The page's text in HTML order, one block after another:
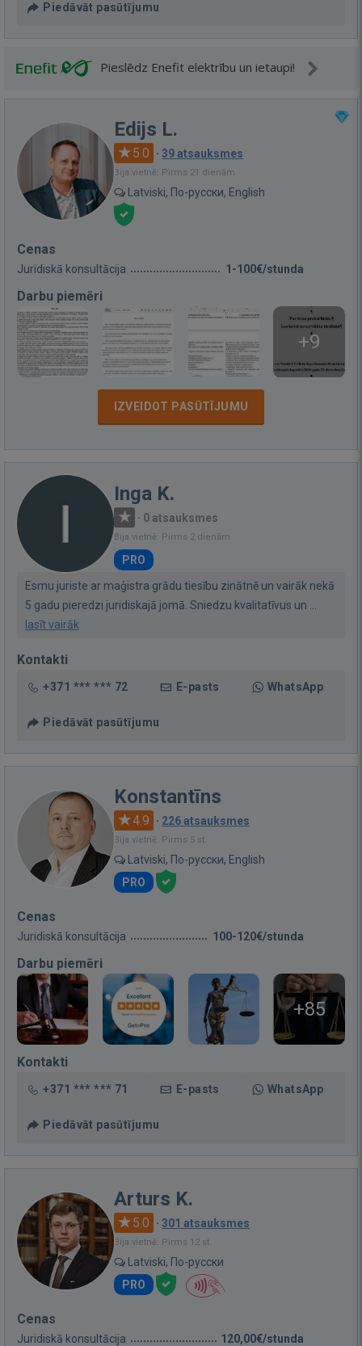
Piedāvāt pasūtījumu
Pieslēdz Enefit elektrību un ietaupi!
Edijs L.
5.0 · 39 atsauksmes
Bija vietnē: Pirms 21 dienām
Latviski, По-русски, English
Cenas
Juridiskā konsultācija 1-100€/stunda
Darbu piemēri
+9
IZVEIDOT PASŪTĪJUMU
Inga K.
· 0 atsauksmes
Bija vietnē: Pirms 2 dienām
PRO
Esmu juriste ar maģistra grādu tiesību zinātnē un vairāk nekā
5 gadu pieredzi juridiskajā jomā. Sniedzu kvalitatīvus un ...
lasīt vairāk
Kontakti
+371 *** *** 72 E-pasts WhatsApp
Piedāvāt pasūtījumu
Konstantīns
4.9 · 226 atsauksmes
Bija vietnē: Pirms 5 st.
Latviski, По-русски, English
PRO
Cenas
Juridiskā konsultācija 100-120€/stunda
Darbu piemēri
+85
Kontakti
+371 *** *** 71 E-pasts WhatsApp
Piedāvāt pasūtījumu
Arturs K.
5.0 · 301 atsauksmes
Bija vietnē: Pirms 12 st.
Latviski, По-русски
PRO
Cenas
Juridiskā konsultācija 120,00€/stunda